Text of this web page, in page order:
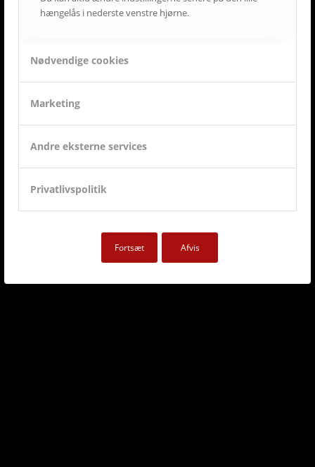
hængelås i nederste venstre hjørne.
Nødvendige cookies
Marketing
Andre eksterne services
Privatlivspolitik
Fortsæt Afvis